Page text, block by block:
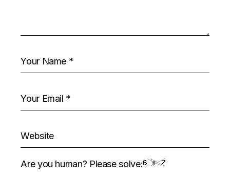
Are you human? Please solve: